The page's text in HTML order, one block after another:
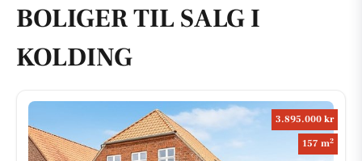
BOLIGER TIL SALG I
KOLDING
3.895.000 kr
157 m2